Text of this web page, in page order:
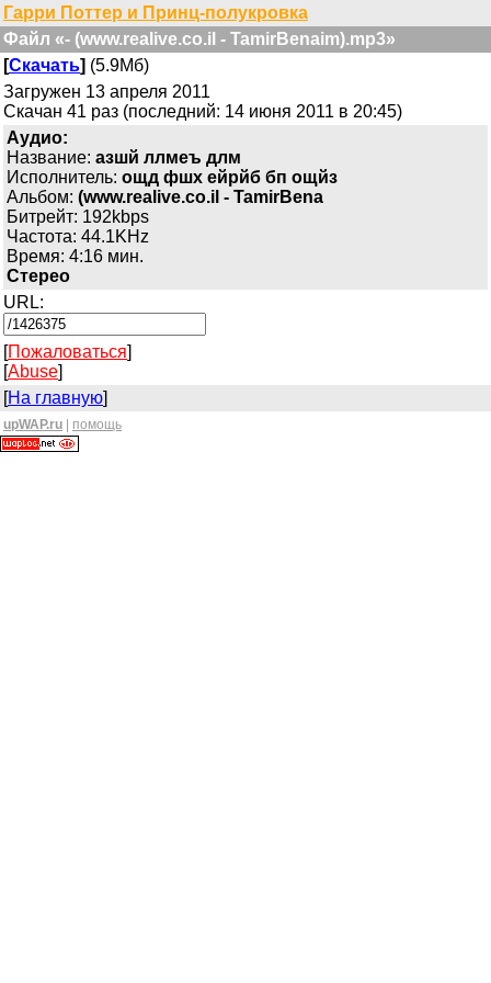
Гарри Поттер и Принц-полукровка
Файл «- (www.realive.co.il - TamirBenaim).mp3»
[Скачать] (5.9Мб)
Загружен 13 апреля 2011
Скачан 41 раз (последний: 14 июня 2011 в 20:45)
Аудио:
Название: азшй ллмеъ длм
Исполнитель: ощд фшх ейрйб бп ощйз
Альбом: (www.realive.co.il - TamirBena
Битрейт: 192kbps
Частота: 44.1KHz
Время: 4:16 мин.
Стерео
URL:
[Пожаловаться]
[Abuse]
[На главную]
upWAP.ru помощь